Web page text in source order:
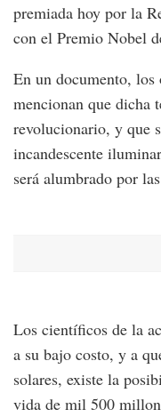
premiada hoy por la
con el Premio Nobel
En un documento,
mencionan que dicha
revolucionario, y que
incandescente
será alumbrado por
Los científicos de la
a su bajo costo, y a
solares, existe la
vida de mil 500